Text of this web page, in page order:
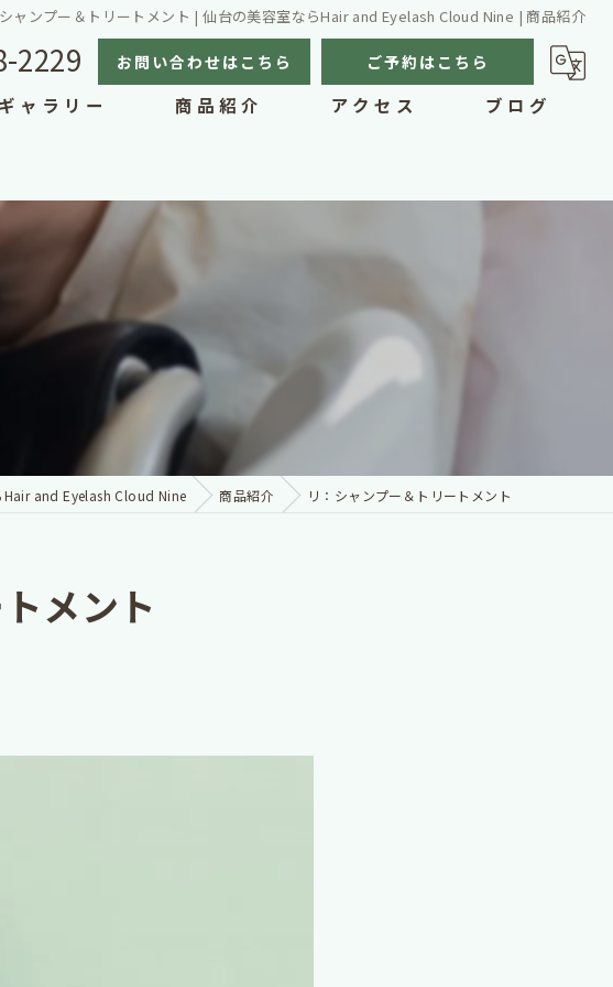
ャンプー＆トリートメント | 仙台の美容室ならHair and Eyelash Cloud Nine | 商品紹介
2229 お問い合わせはこちら ご予約はこちら
ギャラリー 商品紹介 アクセス ブログ
Hair and Eyelash Cloud Nine 商品紹介 リ：シャンプー＆トリートメント
メント